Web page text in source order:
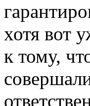
хотя вот
к тому,